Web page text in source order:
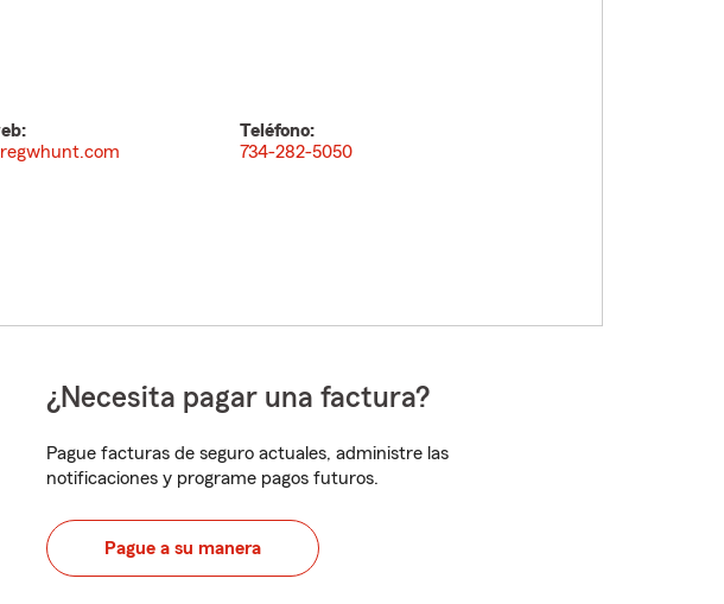
Teléfono:
734-282-5050
¿Necesita pagar una factura?
Pague facturas de seguro actuales, administre las
notificaciones y programe pagos futuros.
Pague a su manera